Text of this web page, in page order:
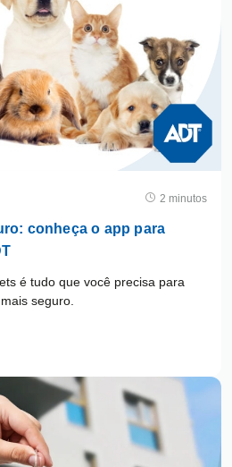
2 minutos
conheça o app para
é tudo que você precisa para
seguro.